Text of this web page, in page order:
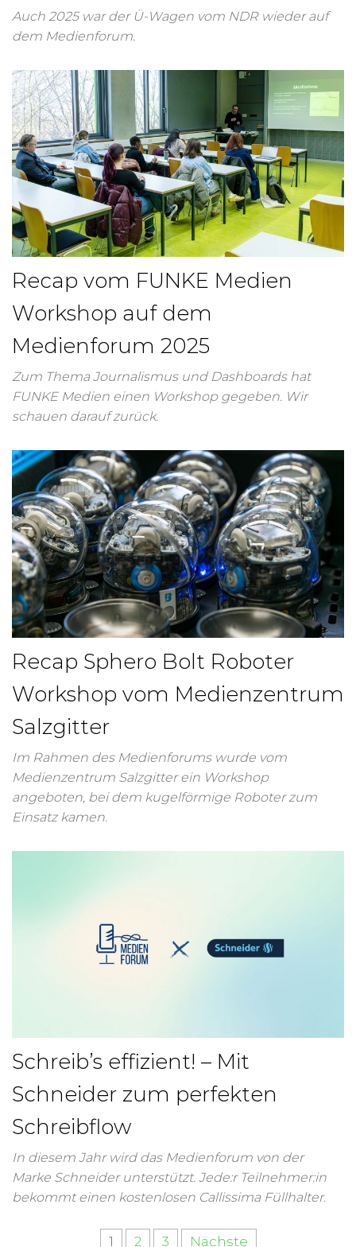
Auch 2025 war der Ü-Wagen vom NDR wieder auf
dem Medienforum.
Recap vom FUNKE Medien
Workshop auf dem
Medienforum 2025
Zum Thema Journalismus und Dashboards hat
FUNKE Medien einen Workshop gegeben. Wir
schauen darauf zurück.
Recap Sphero Bolt Roboter
Workshop vom Medienzentrum
Salzgitter
Im Rahmen des Medienforums wurde vom
Medienzentrum Salzgitter ein Workshop
angeboten, bei dem kugelförmige Roboter zum
Einsatz kamen.
Schreib’s effizient! – Mit
Schneider zum perfekten
Schreibflow
In diesem Jahr wird das Medienforum von der
Marke Schneider unterstützt. Jede:r Teilnehmer:in
bekommt einen kostenlosen Callissima Füllhalter.
1 2 3 Nächste